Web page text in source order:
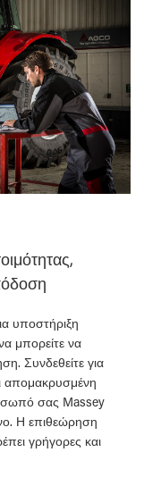
υποστήριξη
μπορείτε να
Συνδεθείτε για
απομακρυσμένη
σας Massey
Η επιθεώρηση
γρήγορες και